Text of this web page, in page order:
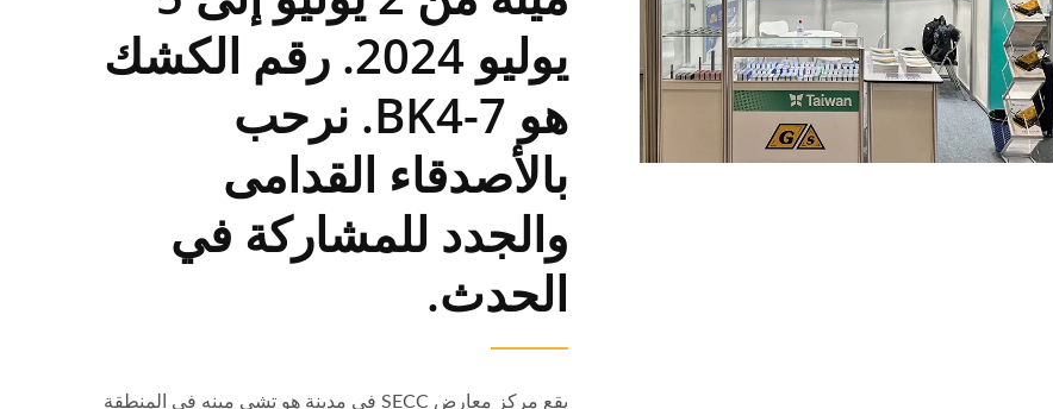
يوليو 2024. رقم الكشك
هو BK4-7. نرحب
بالأصدقاء القدامى
والجدد للمشاركة في
الحدث.
يقع مركز معارض SECC في مدينة هو تشي مينه في المنطقة